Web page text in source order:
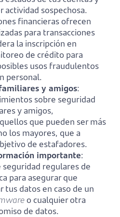
actividad sospechosa.
financieras ofrecen
para transacciones
la inscripción en
de crédito para
usos fraudulentos
personal.
y amigos:
sobre seguridad
y amigos,
que pueden ser más
los mayores, que a
de estafadores.
importante:
seguridad regulares de
para asegurar que
tus datos en caso de un
o cualquier otra
de datos.